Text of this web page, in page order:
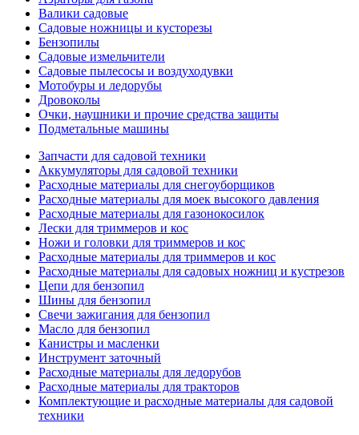
Валики садовые
Садовые ножницы и кусторезы
Бензопилы
Садовые измельчители
Садовые пылесосы и воздуходувки
Мотобуры и ледорубы
Дровоколы
Очки, наушники и прочие средства защиты
Подметальные машины
Запчасти для садовой техники
Аккумуляторы для садовой техники
Расходные материалы для снегоуборщиков
Расходные материалы для моек высокого давления
Расходные материалы для газонокосилок
Лески для триммеров и кос
Ножи и головки для триммеров и кос
Расходные материалы для триммеров и кос
Расходные материалы для садовых ножниц и кустрезов
Цепи для бензопил
Шины для бензопил
Свечи зажигания для бензопил
Масло для бензопил
Канистры и масленки
Инструмент заточный
Расходные материалы для ледорубов
Расходные материалы для тракторов
Комплектующие и расходные материалы для садовой
техники